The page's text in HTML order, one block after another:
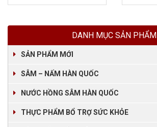
DANH MỤC SẢN PHẨM
SẢN PHẨM MỚI
SÂM – NẤM HÀN QUỐC
NƯỚC HỒNG SÂM HÀN QUỐC
THỰC PHẨM BỔ TRỢ SỨC KHỎE